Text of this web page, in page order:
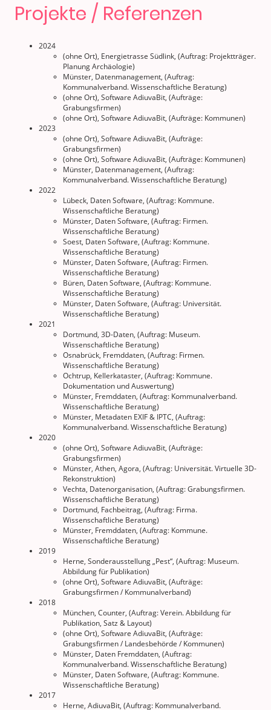
Projekte / Referenzen
2024
(ohne Ort), Energietrasse Südlink, (Auftrag: Projektträger.
Planung Archäologie)
Münster, Datenmanagement, (Auftrag:
Kommunalverband. Wissenschaftliche Beratung)
(ohne Ort), Software AdiuvaBit, (Aufträge:
Grabungsfirmen)
(ohne Ort), Software AdiuvaBit, (Aufträge: Kommunen)
2023
(ohne Ort), Software AdiuvaBit, (Aufträge:
Grabungsfirmen)
(ohne Ort), Software AdiuvaBit, (Aufträge: Kommunen)
Münster, Datenmanagement, (Auftrag:
Kommunalverband. Wissenschaftliche Beratung)
2022
Lübeck, Daten Software, (Auftrag: Kommune.
Wissenschaftliche Beratung)
Münster, Daten Software, (Auftrag: Firmen.
Wissenschaftliche Beratung)
Soest, Daten Software, (Auftrag: Kommune.
Wissenschaftliche Beratung)
Münster, Daten Software, (Auftrag: Firmen.
Wissenschaftliche Beratung)
Büren, Daten Software, (Auftrag: Kommune.
Wissenschaftliche Beratung)
Münster, Daten Software, (Auftrag: Universität.
Wissenschaftliche Beratung)
2021
Dortmund, 3D-Daten, (Auftrag: Museum.
Wissenschaftliche Beratung)
Osnabrück, Fremddaten, (Auftrag: Firmen.
Wissenschaftliche Beratung)
Ochtrup, Kellerkataster, (Auftrag: Kommune.
Dokumentation und Auswertung)
Münster, Fremddaten, (Auftrag: Kommunalverband.
Wissenschaftliche Beratung)
Münster, Metadaten EXIF & IPTC, (Auftrag:
Kommunalverband. Wissenschaftliche Beratung)
2020
(ohne Ort), Software AdiuvaBit, (Aufträge:
Grabungsfirmen)
Münster, Athen, Agora, (Auftrag: Universität. Virtuelle 3D-
Rekonstruktion)
Vechta, Datenorganisation, (Auftrag: Grabungsfirmen.
Wissenschaftliche Beratung)
Dortmund, Fachbeitrag, (Auftrag: Firma.
Wissenschaftliche Beratung)
Münster, Fremddaten, (Auftrag: Kommune.
Wissenschaftliche Beratung)
2019
Herne, Sonderausstellung „Pest“, (Auftrag: Museum.
Abbildung für Publikation)
(ohne Ort), Software AdiuvaBit, (Aufträge:
Grabungsfirmen / Kommunalverband)
2018
München, Counter, (Auftrag: Verein. Abbildung für
Publikation, Satz & Layout)
(ohne Ort), Software AdiuvaBit, (Aufträge:
Grabungsfirmen / Landesbehörde / Kommunen)
Münster, Daten Fremddaten, (Auftrag:
Kommunalverband. Wissenschaftliche Beratung)
Münster, Daten Software, (Auftrag: Kommune.
Wissenschaftliche Beratung)
2017
Herne, AdiuvaBit, (Auftrag: Kommunalverband.